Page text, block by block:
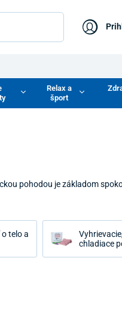
Relax a
šport
pohodou je základom
sa o váš organizmus
telo a
chladiace